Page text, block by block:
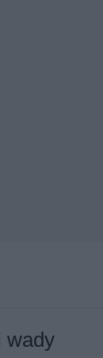
kota,
wady